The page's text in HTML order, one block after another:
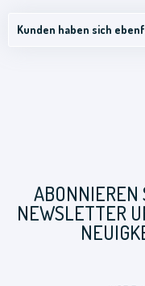
Kunden haben sich
ABONNIEREN
NEWSLETTER